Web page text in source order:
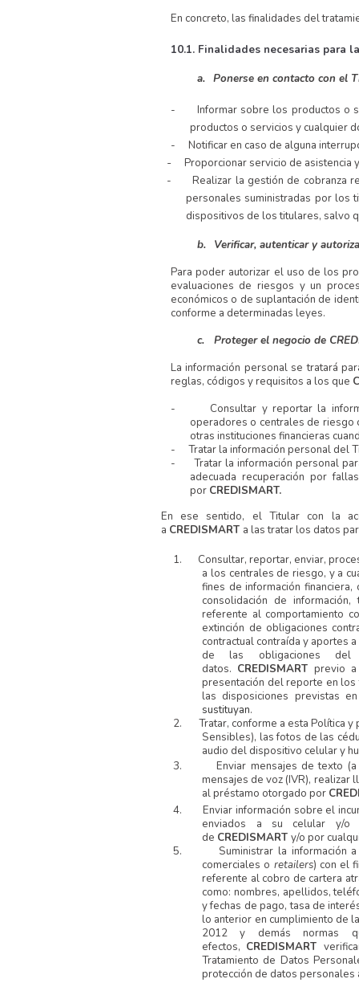
En concreto, las finalidades del
10.1. Finalidades necesarias para
a. Ponerse en contacto con el
-
Informar sobre los productos o
productos o servicios y cualquier
-
Notificar en caso de alguna
-
Proporcionar servicio de asistencia
-
Realizar la gestión de cobranza
personales suministradas por los
dispositivos de los titulares, salvo
b.
Verificar, autenticar y
Para poder autorizar el uso de los
evaluaciones de riesgos y un
económicos o de suplantación de
conforme a determinadas leyes.
c.
Proteger el negocio de
La información personal se tratará
reglas, códigos y requisitos a los que
-
Consultar y reportar la
operadores o centrales de riesgo
otras instituciones financieras
-
Tratar la información personal del
-
Tratar la información personal
adecuada recuperación por
por CREDISMART.
En ese sentido, el Titular con la
a CREDISMART a las tratar los datos
1.
Consultar, reportar, enviar,
a los centrales de riesgo, y a
fines de información
consolidación de
referente al comportamiento
extinción de obligaciones
contractual contraída y aportes
de las obligaciones del
datos. CREDISMARTprevio
presentación del reporte en
las disposiciones previstas
sustituyan.
2.
Tratar, conforme a esta Política
Sensibles), las fotos de las
audio del dispositivo celular y
3.
Enviar mensajes de texto
mensajes de voz (IVR), realizar
al préstamo otorgado por
4.
Enviar información sobre el
enviados a su celular y/o
de CREDISMARTy/o por
5.
Suministrar la información
comerciales o retailers) con el
referente al cobro de cartera
como: nombres, apellidos,
y fechas de pago, tasa de
lo anterior en cumplimiento de
2012 y demás normas
efectos, CREDISMART
Tratamiento de Datos
protección de datos personales